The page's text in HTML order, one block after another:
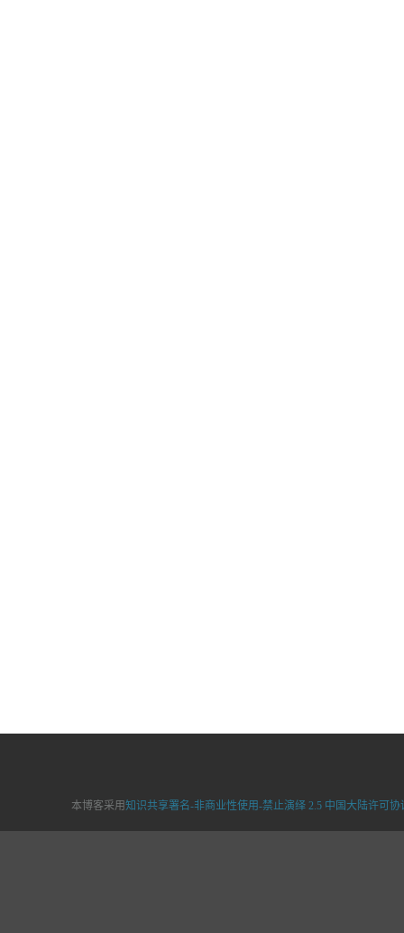
本博客采用知识共享署名-非商业性使用-禁止演绎 2.5 中国大陆许可协